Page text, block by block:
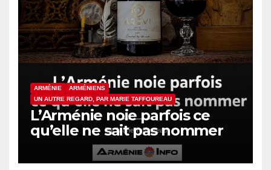
ARMÉNIE
ARMÉNIENS
UN AUTRE REGARD, PAR MARIE TAFFOUREAU
L’Arménie noie parfois ce
qu’elle ne sait pas nommer